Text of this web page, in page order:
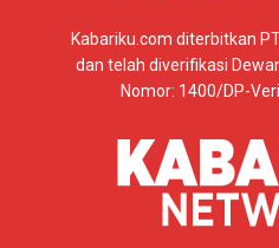
Kabariku.com diterbitkan
dan telah diverifikasi
Nomor: 1400/DP-